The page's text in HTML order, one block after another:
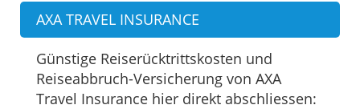
AXA TRAVEL INSURANCE
Günstige Reiserücktrittskosten und
Reiseabbruch-Versicherung von AXA
Travel Insurance hier direkt abschliessen: